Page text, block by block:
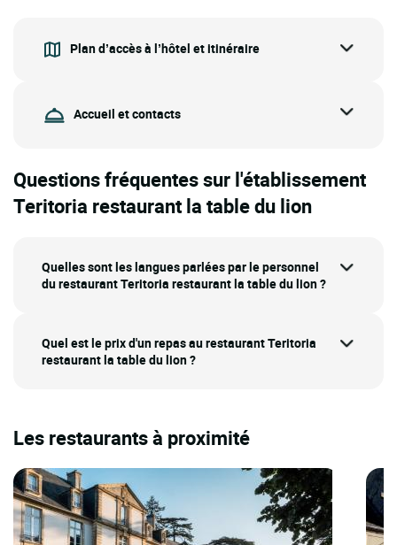
Plan d’accès à l’hôtel et itinéraire
Accueil et contacts
Questions fréquentes sur l'établissement
Teritoria restaurant la table du lion
Quelles sont les langues parlées par le personnel
du restaurant Teritoria restaurant la table du lion ?
Quel est le prix d'un repas au restaurant Teritoria
restaurant la table du lion ?
Les restaurants à proximité